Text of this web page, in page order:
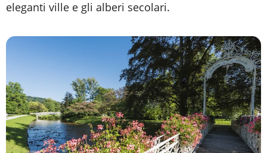
eleganti ville e gli alberi secolari.